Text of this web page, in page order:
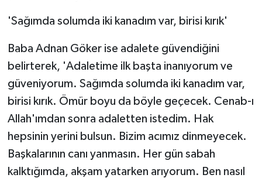
'Sağımda solumda iki kanadım var, birisi kırık'
Baba Adnan Göker ise adalete güvendiğini
belirterek, 'Adaletime ilk başta inanıyorum ve
güveniyorum. Sağımda solumda iki kanadım var,
birisi kırık. Ömür boyu da böyle geçecek. Cenab-ı
Allah'ımdan sonra adaletten istedim. Hak
hepsinin yerini bulsun. Bizim acımız dinmeyecek.
Başkalarının canı yanmasın. Her gün sabah
kalktığımda, akşam yatarken arıyorum. Ben nasıl